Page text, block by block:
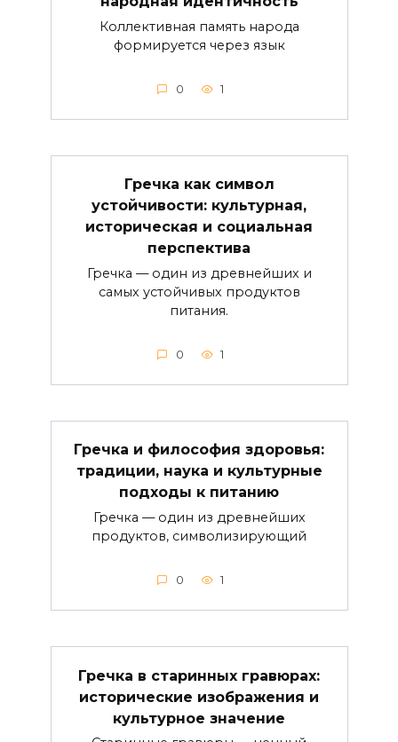
Коллективная память народа
формируется через язык
0 1
Гречка как символ
устойчивости: культурная,
историческая и социальная
перспектива
Гречка — один из древнейших и
самых устойчивых продуктов
питания.
0 1
Гречка и философия здоровья:
традиции, наука и культурные
подходы к питанию
Гречка — один из древнейших
продуктов, символизирующий
0 1
Гречка в старинных гравюрах:
исторические изображения и
культурное значение